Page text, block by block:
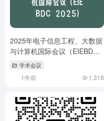
2025年电子信息工程、大数据
与计算机国际会议（EIEBDC
2025）
学术会议
1年前 1,318